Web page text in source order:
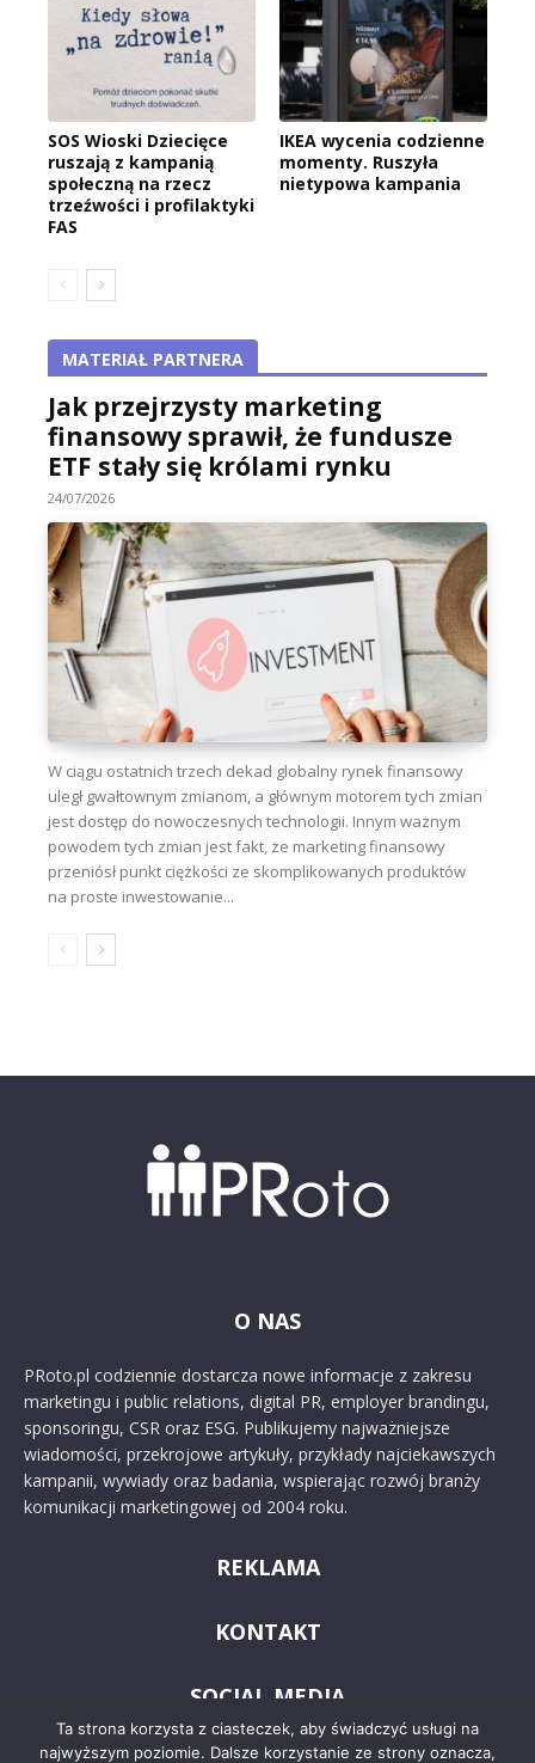
SOS Wioski Dziecięce
ruszają z kampanią
społeczną na rzecz
trzeźwości i profilaktyki
FAS
IKEA wycenia codzienne
momenty. Ruszyła
nietypowa kampania
MATERIAŁ PARTNERA
Jak przejrzysty marketing
finansowy sprawił, że fundusze
ETF stały się królami rynku
24/07/2026
W ciągu ostatnich trzech dekad globalny rynek finansowy
uległ gwałtownym zmianom, a głównym motorem tych zmian
jest dostęp do nowoczesnych technologii. Innym ważnym
powodem tych zmian jest fakt, że marketing finansowy
przeniósł punkt ciężkości ze skomplikowanych produktów
na proste inwestowanie...
O NAS
PRoto.pl codziennie dostarcza nowe informacje z zakresu
marketingu i public relations, digital PR, employer brandingu,
sponsoringu, CSR oraz ESG. Publikujemy najważniejsze
wiadomości, przekrojowe artykuły, przykłady najciekawszych
kampanii, wywiady oraz badania, wspierając rozwój branży
komunikacji marketingowej od 2004 roku.
REKLAMA
KONTAKT
SOCIAL MEDIA
Ta strona korzysta z ciasteczek, aby świadczyć usługi na
najwyższym poziomie. Dalsze korzystanie ze strony oznacza,